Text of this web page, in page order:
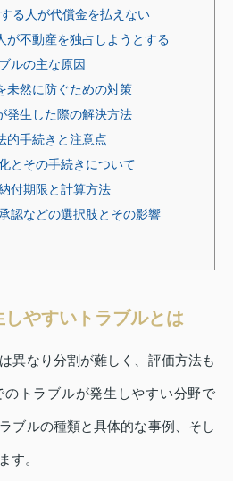
る人が代償金を払えない
が不動産を独占しようとする
ルの主な原因
未然に防ぐための対策
発生した際の解決方法
的手続きと注意点
とその手続きについて
付期限と計算方法
認などの選択肢とその影響
やすいトラブルとは
異なり分割が難しく、評価方法も
トラブルが発生しやすい分野で
ブルの種類と具体的な事例、そし
す。